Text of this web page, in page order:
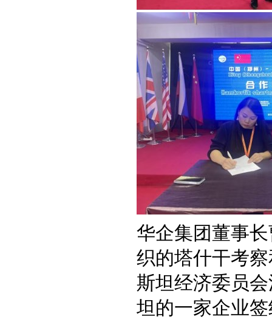
华企集团董事
织的塔什干考
斯坦经济委员
坦的一家企业